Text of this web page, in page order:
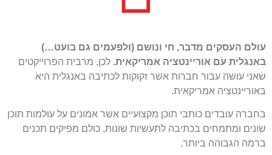
עולם העסקים מדבר, חי ונושם (ולפעמים גם בועט…)
באנגלית עם אוריינטציה אמריקאית. לכן, מרבית הפרוייקטים
שאני עושה עבור חברות אשר זקוקות לכתיבה באנגלית היא
באוריינטציה אמריקאית.
בחברה עובדים כותבי תוכן מקצועיים אשר אמונים על עולמות תוכן
שונים ומתמחים בכתיבה לתעשיות שונות, כולם מפיקים תכנים
ברמה הגבוהה ביותר.